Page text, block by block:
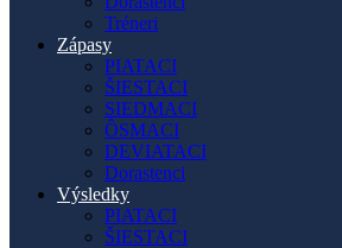
Tréneri
Zápasy
PIATACI
ŠIESTACI
SIEDMACI
ÔSMACI
DEVIATACI
Dorastenci
Výsledky
PIATACI
ŠIESTACI